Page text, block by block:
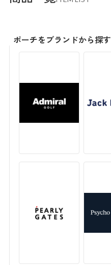
ポーチをブランドから探す